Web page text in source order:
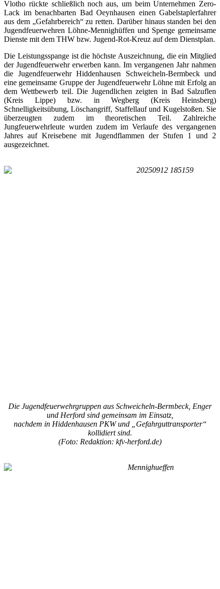
Vlotho rückte schließlich noch aus, um beim Unternehmen Zero-
Lack im benachbarten Bad Oeynhausen einen Gabelstaplerfahrer
aus dem „Gefahrbereich“ zu retten. Darüber hinaus standen bei den
Jugendfeuerwehren Löhne-Mennighüffen und Spenge gemeinsame
Dienste mit dem THW bzw. Jugend-Rot-Kreuz auf dem Dienstplan.
Die Leistungsspange ist die höchste Auszeichnung, die ein Mitglied
der Jugendfeuerwehr erwerben kann. Im vergangenen Jahr nahmen
die Jugendfeuerwehr Hiddenhausen Schweicheln-Bermbeck und
eine gemeinsame Gruppe der Jugendfeuerwehr Löhne mit Erfolg an
dem Wettbewerb teil. Die Jugendlichen zeigten in Bad Salzuflen
(Kreis Lippe) bzw. in Wegberg (Kreis Heinsberg)
Schnelligkeitsübung, Löschangriff, Staffellauf und Kugelstoßen. Sie
überzeugten zudem im theoretischen Teil. Zahlreiche
Jungfeuerwehrleute wurden zudem im Verlaufe des vergangenen
Jahres auf Kreisebene mit Jugendflammen der Stufen 1 und 2
ausgezeichnet.
Die Jugendfeuerwehrgruppen aus Schweicheln-Bermbeck, Enger
und Herford sind gemeinsam im Einsatz,
nachdem in Hiddenhausen PKW und „Gefahrguttransporter“
kollidiert sind.
(Foto: Redaktion: kfv-herford.de)